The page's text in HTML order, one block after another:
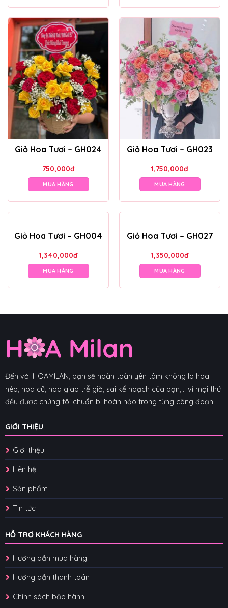
Giỏ Hoa Tươi – GH024
750,000đ
MUA HÀNG
Giỏ Hoa Tươi – GH023
1,750,000đ
MUA HÀNG
Giỏ Hoa Tươi – GH004
1,340,000đ
MUA HÀNG
Giỏ Hoa Tươi – GH027
1,350,000đ
MUA HÀNG
Đến với HOAMILAN, bạn sẽ hoàn toàn yên tâm không lo hoa
héo, hoa cũ, hoa giao trễ giờ, sai kế hoạch của bạn,... vì mọi thứ
đều được chúng tôi chuẩn bị hoàn hảo trong từng công đoạn.
GIỚI THIỆU
Giới thiệu
Liên hệ
Sản phẩm
Tin tức
HỖ TRỢ KHÁCH HÀNG
Hướng dẫn mua hàng
Hướng dẫn thanh toán
Chính sách bảo hành